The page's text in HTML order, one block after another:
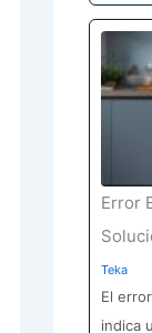
Error
Teka
El
indica